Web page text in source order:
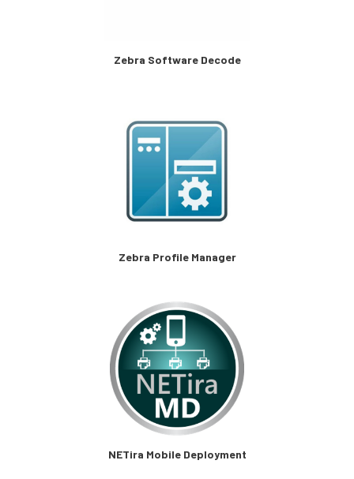
Zebra Software Decode
Zebra Profile Manager
NETira Mobile Deployment